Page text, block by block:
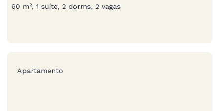
60 m², 1 suíte, 2 dorms, 2 vagas
Apartamento